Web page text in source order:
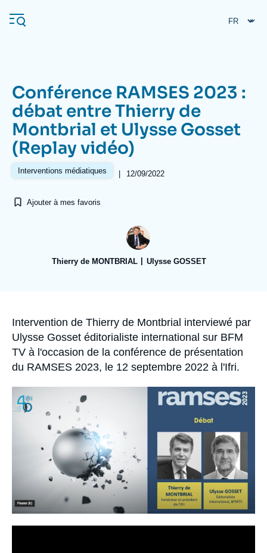
au
contenu
Navigation
principale
L'Ifri
Analyses
Se connecter
Conférence RAMSES 2023 :
débat entre Thierry de
Montbrial et Ulysse Gosset
(Replay vidéo)
Interventions médiatiques | 12/09/2022
Ajouter à mes favoris
Thierry de MONTBRIAL Ulysse GOSSET
Accroche
Intervention de Thierry de Montbrial interviewé par
Ulysse Gosset éditorialiste international sur BFM
TV à l'occasion de la conférence de présentation
du RAMSES 2023, le 12 septembre 2022 à l'Ifri.
principale
médiatique